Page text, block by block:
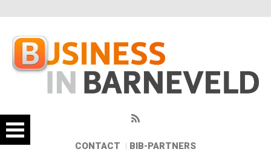
CONTACT BIB-PARTNERS